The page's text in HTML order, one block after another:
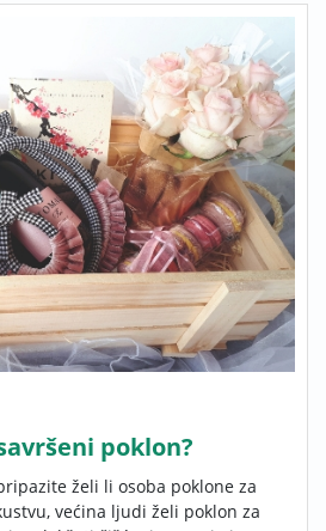
poklon?
želi li osoba poklone za
većina ljudi želi poklon za